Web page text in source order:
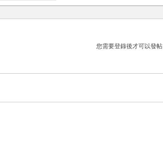
您需要登錄後才可以發帖